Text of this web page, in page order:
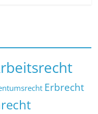
Erbrecht